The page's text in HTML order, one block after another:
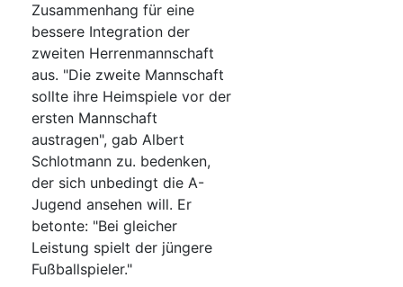
Zusammenhang für eine
bessere Integration der
zweiten Herrenmannschaft
aus. "Die zweite Mannschaft
sollte ihre Heimspiele vor der
ersten Mannschaft
austragen", gab Albert
Schlotmann zu. bedenken,
der sich unbedingt die A-
Jugend ansehen will. Er
betonte: "Bei gleicher
Leistung spielt der jüngere
Fußballspieler."